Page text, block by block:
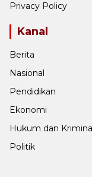
Privacy Policy
Kanal
Berita
Nasional
Pendidikan
Ekonomi
Hukum dan Kriminal
Politik